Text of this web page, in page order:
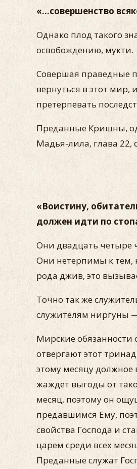
«...совершенство
Однако плод такого
освобождению, мукти.
Совершая праведные
вернуться в этот
претерпевать
Преданные Кришны,
Мадья-лила, глава 22,
«Воистину,
должен идти по
Они двадцать четыре
Они нетерпимы к тем,
рода джив, это
Точно так же
служителям ниргуны
Мирские обязанности
отвергают этот
этому месяцу
жаждет выгоды от
месяц, поэтому он
предавшимся Ему,
свойства Господа и
царем среди всех
Преданные служат